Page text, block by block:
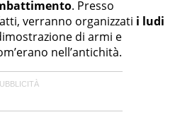
. Presso
verranno organizzati i ludi
di armi e
nell’antichità.